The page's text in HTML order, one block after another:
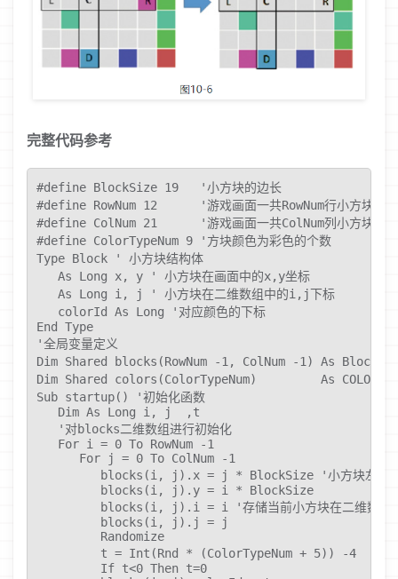
完整代码参考
#define BlockSize 19   '小方块的边长
#define RowNum 12      '游戏画面一共RowNum行小方块
#define ColNum 21      '游戏画面一共ColNum列小方块
#define ColorTypeNum 9 '方块颜色为彩色的个数
Type Block ' 小方块结构体
   As Long x, y ' 小方块在画面中的x,y坐标
   As Long i, j ' 小方块在二维数组中的i,j下标
   colorId As Long '对应颜色的下标
End Type
'全局变量定义
Dim Shared blocks(RowNum -1, ColNum -1) As Block
Dim Shared colors(ColorTypeNum)         As COLORREF
Sub startup() '初始化函数
   Dim As Long i, j  ,t
   '对blocks二维数组进行初始化
   For i = 0 To RowNum -1
      For j = 0 To ColNum -1
blocks(i, j).x = j * BlockSize '小方块左上
         blocks(i, j).y = i * BlockSize
blocks(i, j).i = i '存储当前小方块在二维数组
         blocks(i, j).j = j
         Randomize
t = Int(Rnd * (ColorTypeNum + 5)) -4  '为了
         If t<0 Then t=0